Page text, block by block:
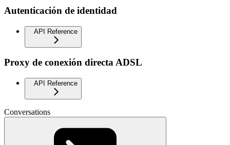
Autenticación de identidad
API Reference
Proxy de conexión directa ADSL
API Reference
Conversations